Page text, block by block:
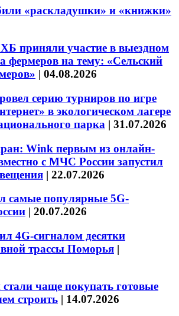
«раскладушки» и «книжки»
приняли участие в выездном
фермеров на тему: «Сельский
| 04.08.2026
серию турниров по игре
в экологическом лагере
парка | 31.07.2026
Wink первым из онлайн-
с МЧС России запустил
| 22.07.2026
самые популярные 5G-
| 20.07.2026
4G-сигналом десятки
трассы Поморья |
чаще покупать готовые
строить | 14.07.2026